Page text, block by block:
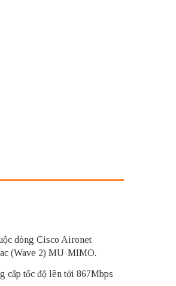
dòng Cisco Aironet
(Wave 2) MU-MIMO.
cấp tốc độ lên tới 867Mbps